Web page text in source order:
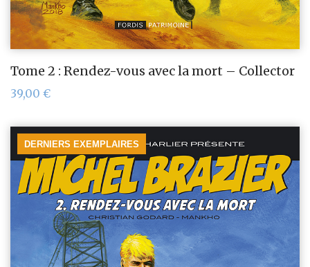
Tome 2 : Rendez-vous avec la mort – Collector
39,00 €
DERNIERS EXEMPLAIRES